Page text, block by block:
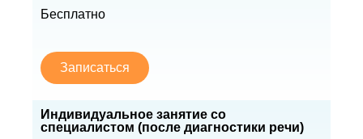
Бесплатно
Записаться
Индивидуальное занятие со
специалистом (после диагностики речи)